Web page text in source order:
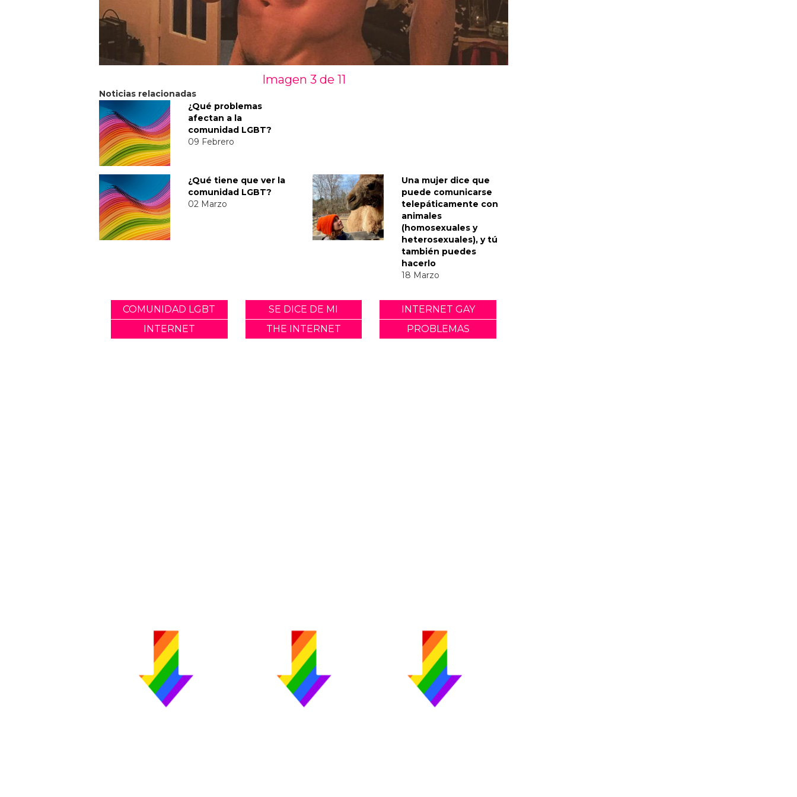
Imagen 3 de 11
Noticias relacionadas
¿Qué problemas
afectan a la
comunidad LGBT?
09 Febrero
¿Qué tiene que ver la
comunidad LGBT?
02 Marzo
Una mujer dice que
puede comunicarse
telepáticamente con
animales
(homosexuales y
heterosexuales), y tú
también puedes
hacerlo
18 Marzo
COMUNIDAD LGBT SE DICE DE MI
INTERNET GAY
INTERNET
THE INTERNET PROBLEMAS